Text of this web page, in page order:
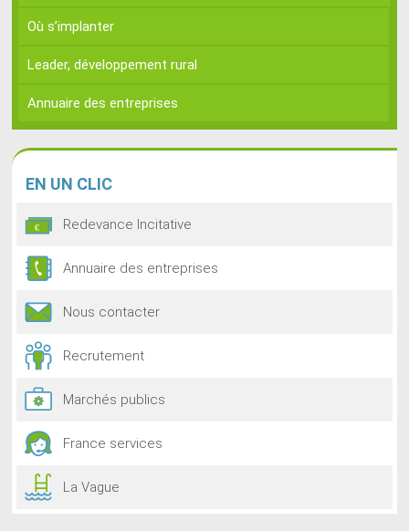
Où s’implanter
Leader, développement rural
Annuaire des entreprises
EN UN CLIC
Redevance Incitative
Annuaire des entreprises
Nous contacter
Recrutement
Marchés publics
France services
La Vague